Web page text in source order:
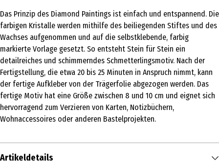
Das Prinzip des Diamond Paintings ist einfach und entspannend. Die
farbigen Kristalle werden mithilfe des beiliegenden Stiftes und des
Wachses aufgenommen und auf die selbstklebende, farbig
markierte Vorlage gesetzt. So entsteht Stein für Stein ein
detailreiches und schimmerndes Schmetterlingsmotiv. Nach der
Fertigstellung, die etwa 20 bis 25 Minuten in Anspruch nimmt, kann
der fertige Aufkleber von der Trägerfolie abgezogen werden. Das
fertige Motiv hat eine Größe zwischen 8 und 10 cm und eignet sich
hervorragend zum Verzieren von Karten, Notizbüchern,
Wohnaccessoires oder anderen Bastelprojekten.
Artikeldetails